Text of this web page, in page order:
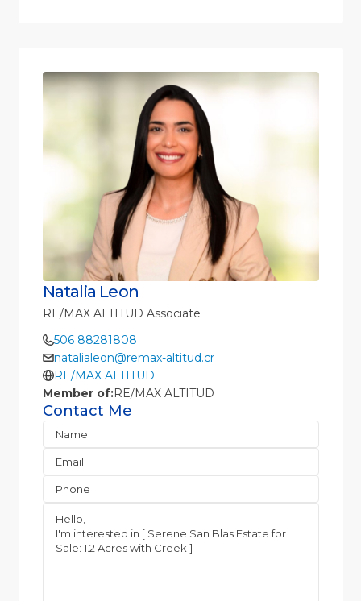
Natalia Leon
RE/MAX ALTITUD Associate
506 88281808
natalialeon@remax-altitud.cr
RE/MAX ALTITUD
Member of:RE/MAX ALTITUD
Contact Me